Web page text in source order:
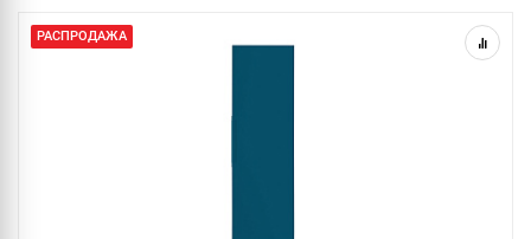
РАСПРОДАЖА